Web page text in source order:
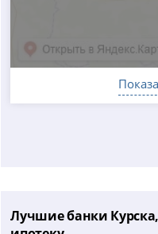
Лучшие банки